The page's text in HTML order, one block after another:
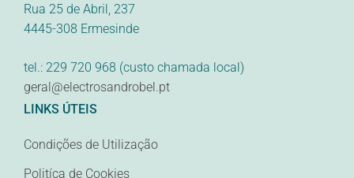
Rua 25 de Abril, 237
4445-308 Ermesinde
tel.: 229 720 968 (custo chamada local)
geral@electrosandrobel.pt
LINKS ÚTEIS
Condições de Utilização
Politíca de Cookies